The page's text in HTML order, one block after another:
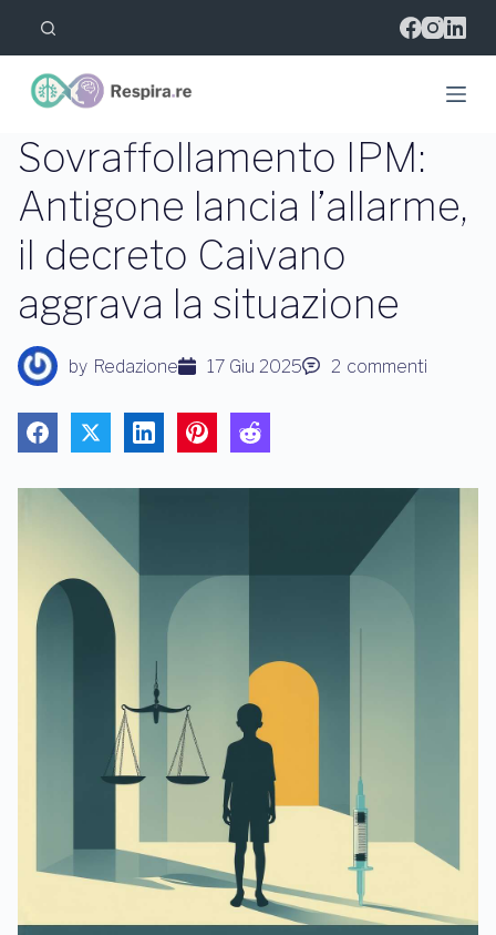
l
l
c
n
t
e
t
o
Sovraffollamento IPM:
Antigone lancia l’allarme,
il decreto Caivano
aggrava la situazione
by Redazione 17 Giu 2025 2 commenti